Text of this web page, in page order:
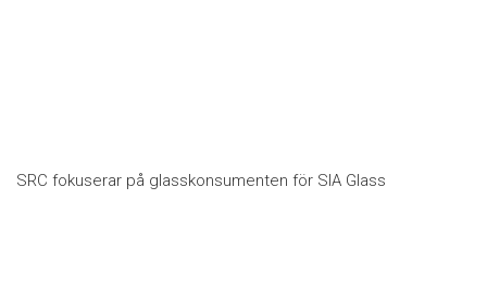
SRC fokuserar på glasskonsumenten för SIA Glass